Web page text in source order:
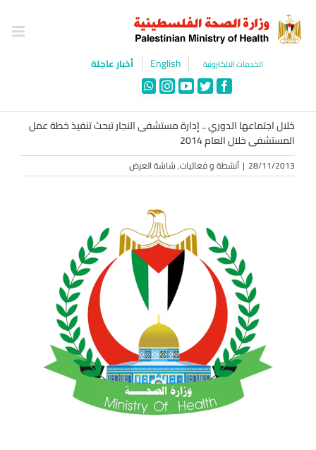
content
الخدمات الالكترونية English أخبار عاجلة
Facebook
Twitter
YouTube
Instagram
WhatsApp
خلال اجتماعها الدوري .. إدارة مستشفى النجار تبحث تنفيذ خطة عمل
المستشفى خلال العام 2014
28/11/2013
| أنشطة و فعاليات,شاشة العرض